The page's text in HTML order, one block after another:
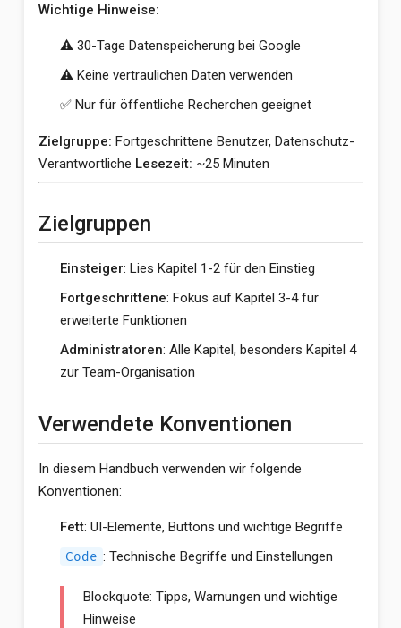
Wichtige Hinweise:
⚠️ 30-Tage Datenspeicherung bei Google
⚠️ Keine vertraulichen Daten verwenden
✅ Nur für öffentliche Recherchen geeignet
Zielgruppe: Fortgeschrittene Benutzer, Datenschutz-
Verantwortliche Lesezeit: ~25 Minuten
Zielgruppen
Einsteiger: Lies Kapitel 1-2 für den Einstieg
Fortgeschrittene: Fokus auf Kapitel 3-4 für
erweiterte Funktionen
Administratoren: Alle Kapitel, besonders Kapitel 4
zur Team-Organisation
Verwendete Konventionen
In diesem Handbuch verwenden wir folgende
Konventionen:
Fett: UI-Elemente, Buttons und wichtige Begriffe
Code : Technische Begriffe und Einstellungen
Blockquote: Tipps, Warnungen und wichtige
Hinweise